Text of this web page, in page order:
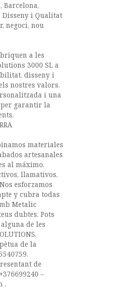
Barcelona,
Disseny i Qualitat
negoci, nou
a les
3000 SL a
disseny i
nostres valors.
i una
garantir la
materiales
artesanales
al máximo.
llamativos,
esforzamos
y cubra todas
Metalic
dubtes. Pots
de les
de la
de
–
.